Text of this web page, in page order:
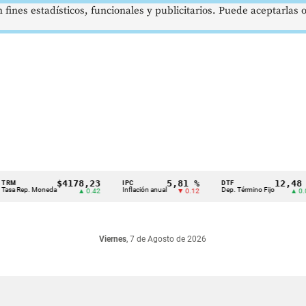
Moneda
$4178,23
▲ 0.42 Inflación anual
5,81 %
▼ 0.12 Dep. Término Fijo
12,48 %
▲ 0.05
Viernes, 7 de Agosto de 2026
estadísticos, funcionales y publicitarios. Puede aceptarlas